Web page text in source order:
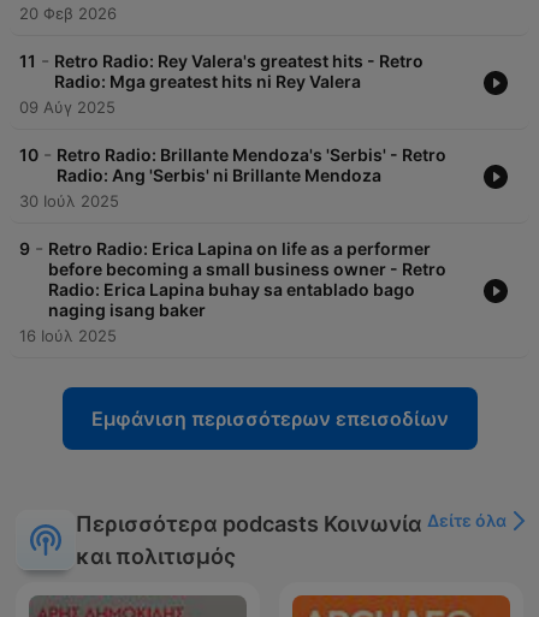
20 Φεβ 2026
11 - Retro Radio: Rey Valera's greatest hits - Retro
Radio: Mga greatest hits ni Rey Valera
09 Αύγ 2025
10 - Retro Radio: Brillante Mendoza's 'Serbis' - Retro
Radio: Ang 'Serbis' ni Brillante Mendoza
30 Ιούλ 2025
9 - Retro Radio: Erica Lapina on life as a performer
before becoming a small business owner - Retro
Radio: Erica Lapina buhay sa entablado bago
naging isang baker
16 Ιούλ 2025
Εμφάνιση περισσότερων επεισοδίων
Περισσότερα podcasts Κοινωνία
και πολιτισμός
Δείτε όλα